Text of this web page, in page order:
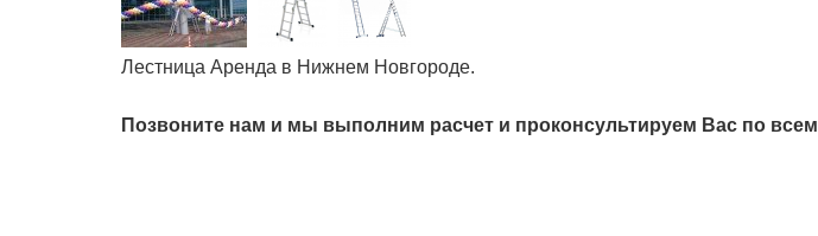
Лестница Аренда в Нижнем Новгороде.
Позвоните нам и мы выполним расчет и проконсультируем Вас по